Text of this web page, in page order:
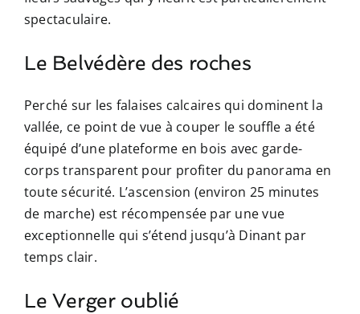
spectaculaire.
Le Belvédère des roches
Perché sur les falaises calcaires qui dominent la
vallée, ce point de vue à couper le souffle a été
équipé d’une plateforme en bois avec garde-
corps transparent pour profiter du panorama en
toute sécurité. L’ascension (environ 25 minutes
de marche) est récompensée par une vue
exceptionnelle qui s’étend jusqu’à Dinant par
temps clair.
Le Verger oublié